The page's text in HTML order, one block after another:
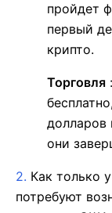
пройдет
первый
крипто.
Торговля
долларов
они
2. Как только
потребуют